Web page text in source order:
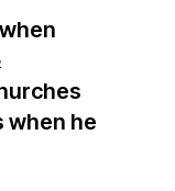
when he